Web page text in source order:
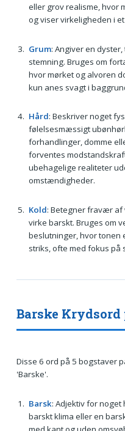
eller grov realisme, hvor
og viser virkeligheden i
Grum: Angiver en
stemning. Bruges om
hvor mørket og alvoren
kun anes svagt i
Hård: Beskriver noget
følelsesmæssigt
forhandlinger, domme
forventes
ubehagelige realiteter
omstændigheder.
Kold: Betegner fravær af
virke barskt. Bruges om
beslutninger, hvor tonen
striks, ofte med fokus på
Barske Krydsord
Disse 6 ord på 5 bogstaver
'Barske'.
Barsk: Adjektiv for
barskt klima eller en